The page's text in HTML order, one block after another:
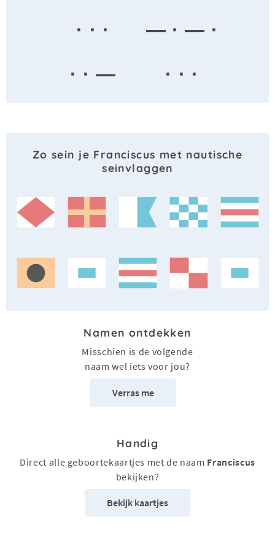
· · ·
— · — ·
· · —
· · ·
Zo sein je Franciscus met nautische
seinvlaggen
Namen ontdekken
Misschien is de volgende
naam wel iets voor jou?
Verras me
Handig
Direct alle geboortekaartjes met de naam Franciscus
bekijken?
Bekijk kaartjes